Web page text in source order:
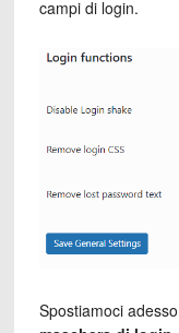
campi di login.
Spostiamoci